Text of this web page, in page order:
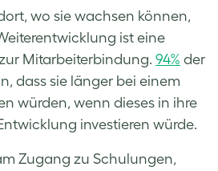
wo sie wachsen können,
ist eine
Mitarbeiterbindung. 94% der
dass sie länger bei einem
würden, wenn dieses in ihre
investieren würde.
Zugang zu Schulungen,